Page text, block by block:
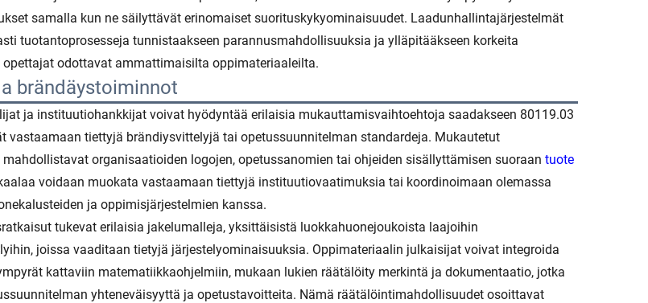
samalla kun ne säilyttävät erinomaiset suorituskykyominaisuudet. Laadunhallintajärjestelmät
tuotantoprosesseja tunnistaakseen parannusmahdollisuuksia ja ylläpitääkseen korkeita
opettajat odottavat ammattimaisilta oppimateriaaleilta.
brändäystoiminnot
ja instituutiohankkijat voivat hyödyntää erilaisia mukauttamisvaihtoehtoja saadakseen 80119.03
vastaamaan tiettyjä brändiysvittelyjä tai opetussuunnitelman standardeja. Mukautetut
organisaatioiden logojen, opetussanomien tai ohjeiden sisällyttämisen suoraan tuote
voidaan muokata vastaamaan tiettyjä instituutiovaatimuksia tai koordinoimaan olemassa
ja oppimisjärjestelmien kanssa.
tukevat erilaisia jakelumalleja, yksittäisistä luokkahuonejoukoista laajoihin
joissa vaaditaan tietyjä järjestelyominaisuuksia. Oppimateriaalin julkaisijat voivat integroida
kattaviin matematiikkaohjelmiin, mukaan lukien räätälöity merkintä ja dokumentaatio, jotka
yhteneväisyyttä ja opetustavoitteita. Nämä räätälöintimahdollisuudet osoittavat